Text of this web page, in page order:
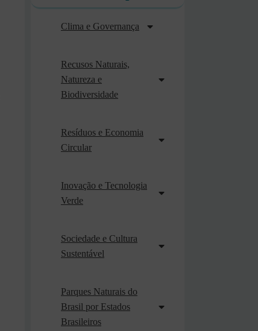
Clima e Governança
Recusos Naturais,
Natureza e
Biodiversidade
Resíduos e Economia
Circular
Inovação e Tecnologia
Verde
Sociedade e Cultura
Sustentável
Parques Naturais do
Brasil por Estados
Brasileiros